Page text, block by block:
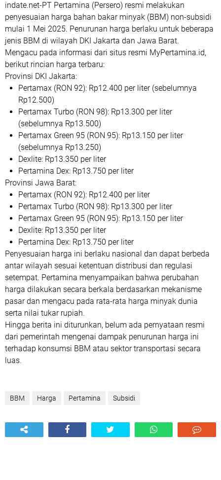
indate.net-PT Pertamina (Persero) resmi melakukan
penyesuaian harga bahan bakar minyak (BBM) non-subsidi
mulai 1 Mei 2025. Penurunan harga berlaku untuk beberapa
jenis BBM di wilayah DKI Jakarta dan Jawa Barat.
Mengacu pada informasi dari situs resmi MyPertamina.id,
berikut rincian harga terbaru:
Provinsi DKI Jakarta:
Pertamax (RON 92): Rp12.400 per liter (sebelumnya
Rp12.500)
Pertamax Turbo (RON 98): Rp13.300 per liter
(sebelumnya Rp13.500)
Pertamax Green 95 (RON 95): Rp13.150 per liter
(sebelumnya Rp13.250)
Dexlite: Rp13.350 per liter
Pertamina Dex: Rp13.750 per liter
Provinsi Jawa Barat:
Pertamax (RON 92): Rp12.400 per liter
Pertamax Turbo (RON 98): Rp13.300 per liter
Pertamax Green 95 (RON 95): Rp13.150 per liter
Dexlite: Rp13.350 per liter
Pertamina Dex: Rp13.750 per liter
Penyesuaian harga ini berlaku nasional dan dapat berbeda
antar wilayah sesuai ketentuan distribusi dan regulasi
setempat. Pertamina menyampaikan bahwa perubahan
harga dilakukan secara berkala berdasarkan mekanisme
pasar dan mengacu pada rata-rata harga minyak dunia
serta nilai tukar rupiah.
Hingga berita ini diturunkan, belum ada pernyataan resmi
dari pemerintah mengenai dampak penurunan harga ini
terhadap konsumsi BBM atau sektor transportasi secara
luas.
BBM Harga Pertamina Subsidi